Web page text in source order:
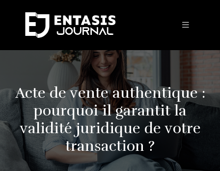
Acte de vente authentique :
pourquoi il garantit la
validité juridique de votre
transaction ?